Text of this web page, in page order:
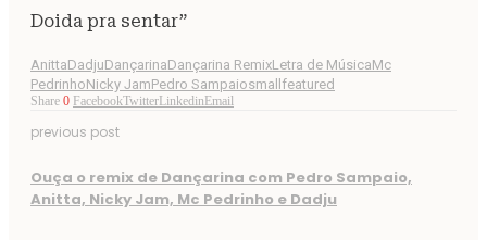
Doida pra sentar”
AnittaDadjuDançarinaDançarina RemixLetra de MúsicaMc
PedrinhoNicky JamPedro Sampaiosmallfeatured
Share 0 FacebookTwitter Linkedin Email
previous post
Ouça o remix de Dançarina com Pedro Sampaio,
Anitta, Nicky Jam, Mc Pedrinho e Dadju